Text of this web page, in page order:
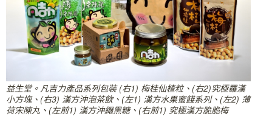
益生堂。凡吉力產品系列包裝 (右1) 梅桂仙楂粒、(右2)究極羅漢
小方塊、(右3) 漢方沖泡茶飲、(左1) 漢方水果蜜餞系列、(左2) 薄
荷宋陳丸、(左前1) 漢方沖繩黑糖、(右前1) 究極漢方脆脆梅